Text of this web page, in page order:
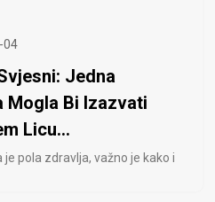
04
Jedna
Mogla Bi Izazvati
Licu...
je pola zdravlja, važno je kako i